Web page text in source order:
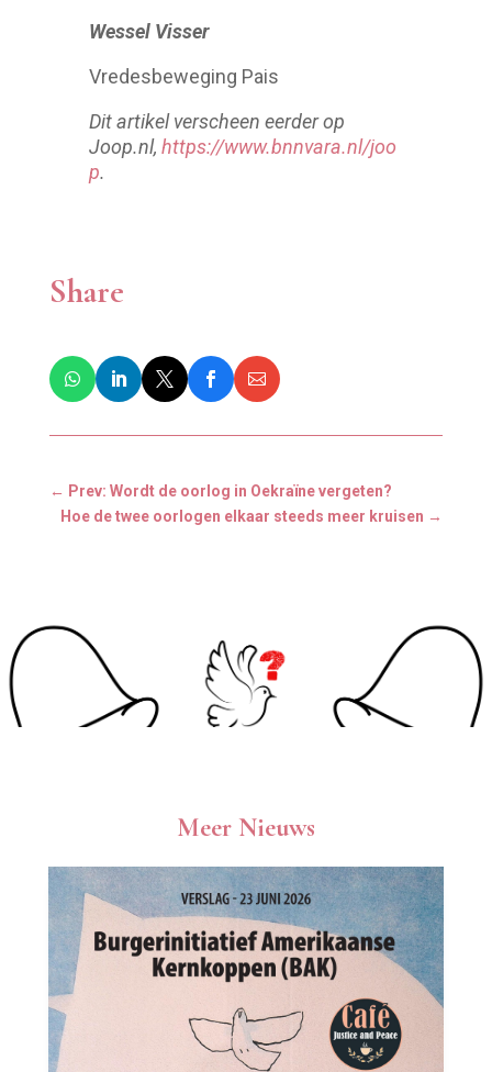
Wessel Visser
Vredesbeweging Pais
Dit artikel verscheen eerder op
Joop.nl, https://www.bnnvara.nl/joo
p.
Share
← Prev: Wordt de oorlog in Oekraïne vergeten?
Hoe de twee oorlogen elkaar steeds meer kruisen →
Meer Nieuws